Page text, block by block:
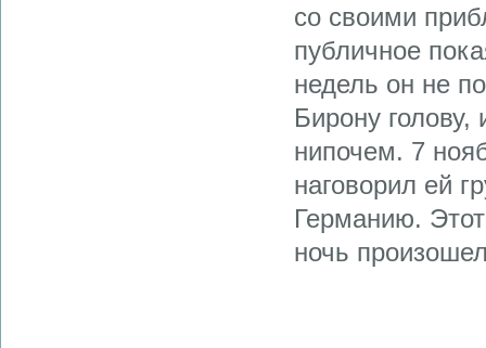
со своими
публичное
недель он не
Бирону
нипочем. 7
наговорил ей
Германию.
ночь